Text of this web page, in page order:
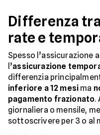
Differenza
rate e
Spesso l’assicurazione
l’assicurazione
differenzia
inferiore a 12 mesi ma
pagamento frazionato.
giornaliera o mensile,
sottoscrivere per 3 o al